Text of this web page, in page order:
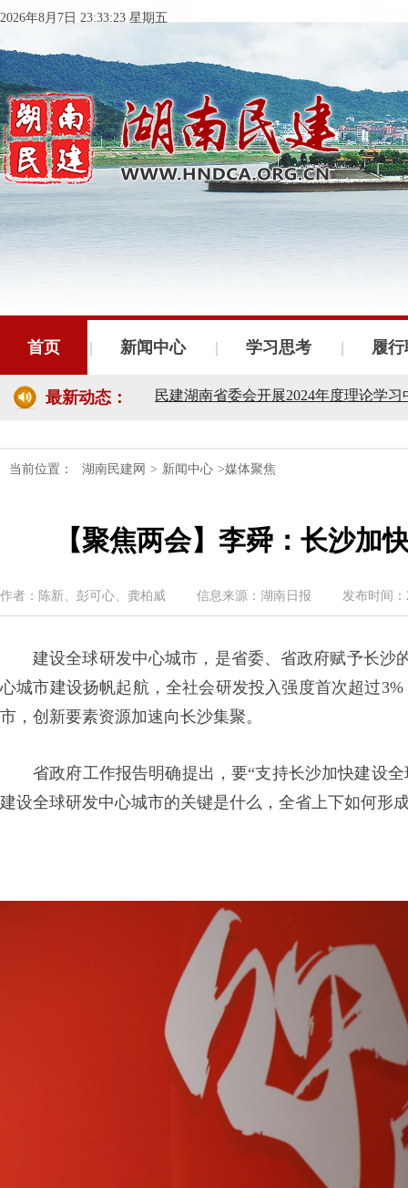
2026年8月7日 23:33:24 星期五
首页 新闻中心 学习思考 履
最新动态：
民建湖南省委会十届五次全会召开
民建湖南省委会开展2024年度理论学
民建湖南省第十届委员会内部监督委
民建湖南省十届十次常委会议召开
当前位置： 湖南民建网 > 新闻中心 >媒体聚焦
【聚焦两会】李舜：长沙加
作者：陈新、彭可心、龚柏威 信息来源：湖南日报 发布时间：
建设全球研发中心城市，是省委、省政府赋予长沙
心城市建设扬帆起航，全社会研发投入强度首次超过
市，创新要素资源加速向长沙集聚。
省政府工作报告明确提出，要“支持长沙加快建设
建设全球研发中心城市的关键是什么，全省上下如何形